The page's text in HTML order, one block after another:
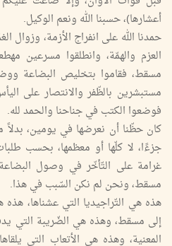
أعشارها)، حسبنا الله ونعم الوكيل.
حمدنا الله على انفراج الأزمة، وزوال
العزم والهمّة، وانطلقوا مسرعين
مسقط، فقاموا بتخليص البضاعة
مستبشرين بالظّفر والانتصار على
فوضعوا الكتب في جناحنا والحمد لله.
كان حظّنا أن نعرضها في يومين، بدلاً
جزءًا، لا كلّها أو معظمها، بحسب
غرامة على التّأخّر في وصول
مسقط، ونحن لم نكن السّبب في هذا.
هذه هي التّراجيديا التي عشناها،
إلى مسقط، وهذه هي الضّريبة التي
المعنية، وهذه هي الأتعاب التي